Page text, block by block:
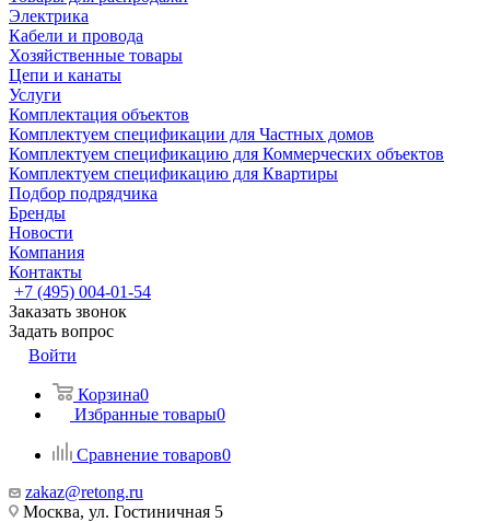
Электрика
Кабели и провода
Хозяйственные товары
Цепи и канаты
Услуги
Комплектация объектов
Комплектуем спецификации для Частных домов
Комплектуем спецификацию для Коммерческих объектов
Комплектуем спецификацию для Квартиры
Подбор подрядчика
Бренды
Новости
Компания
Контакты
+7 (495) 004-01-54
Заказать звонок
Задать вопрос
Войти
Корзина0
Избранные товары0
Сравнение товаров0
zakaz@retong.ru
Москва, ул. Гостиничная 5